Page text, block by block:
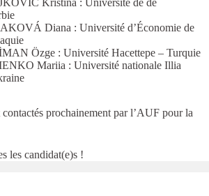
Kristina : Université de de
Diana : Université d’Économie de
Özge : Université Hacettepe – Turquie
Mariia : Université nationale Illia
prochainement par l’AUF pour la
les candidat(e)s !